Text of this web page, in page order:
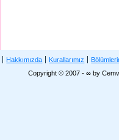
Hakkımızda Kurallarımız
Copyright © 2007 - ∞ by